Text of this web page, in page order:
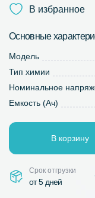
из
В избранное
Основные
Модель
Тип химии
Номинальное
Емкость (Ач)
В корзину
Срок отгрузки
от 5 дней